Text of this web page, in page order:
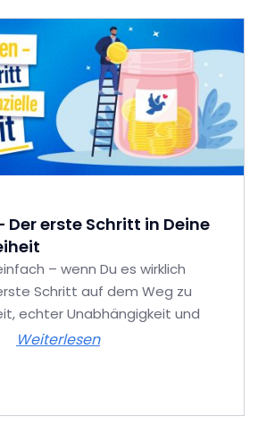
Der erste Schritt in Deine
– wenn Du es wirklich
Schritt auf dem Weg zu
echter Unabhängigkeit und
Weiterlesen